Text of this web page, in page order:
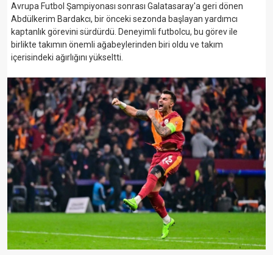
Avrupa Futbol Şampiyonası sonrası Galatasaray'a geri dönen
Abdülkerim Bardakcı, bir önceki sezonda başlayan yardımcı
kaptanlık görevini sürdürdü. Deneyimli futbolcu, bu görev ile
birlikte takımın önemli ağabeylerinden biri oldu ve takım
içerisindeki ağırlığını yükseltti.